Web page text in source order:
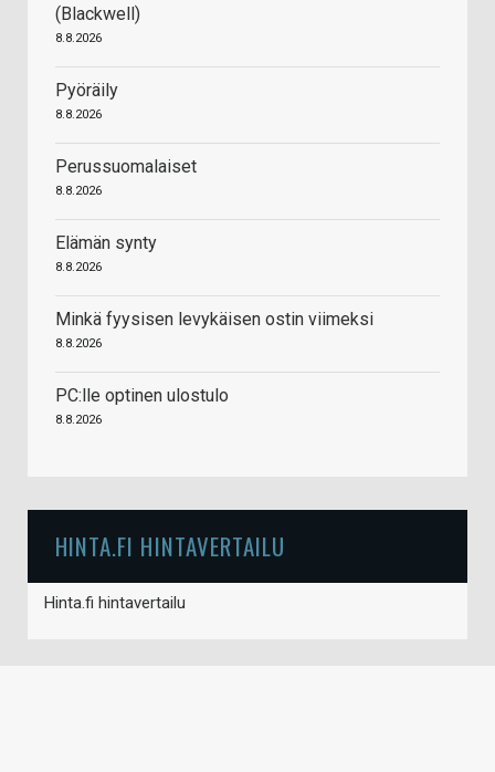
(Blackwell)
8.8.2026
Pyöräily
8.8.2026
Perussuomalaiset
8.8.2026
Elämän synty
8.8.2026
Minkä fyysisen levykäisen ostin viimeksi
8.8.2026
PC:lle optinen ulostulo
8.8.2026
HINTA.FI HINTAVERTAILU
Hinta.fi hintavertailu